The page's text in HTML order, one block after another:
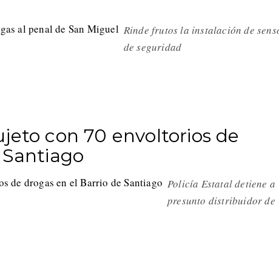
Rinde frutos la instalación de
de seguridad
con 70 envoltorios de
Policía Estatal detiene a
presunto distribuidor de